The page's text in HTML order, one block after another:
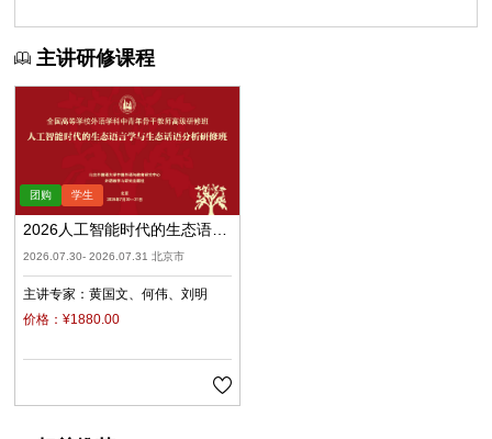
主讲研修课程
2026人工智能时代的生态语言
学与生态话语分析
2026.07.30- 2026.07.31 北京市
主讲专家：黄国文 何伟
刘明
价格：¥1880.00